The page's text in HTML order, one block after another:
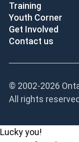
Training
Youth Corner
Get Involved
Contact us
© 2002-2026
All rights
Lucky you!